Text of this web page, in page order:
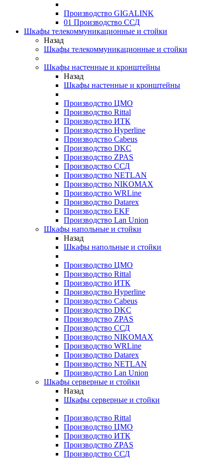
Производство GIGALINK
01 Производство ССД
Шкафы телекоммуникационные и стойки
Назад
Шкафы телекоммуникационные и стойки
Шкафы настенные и кронштейны
Назад
Шкафы настенные и кронштейны
Производство ЦМО
Производство Rittal
Производство ИТК
Производство Hyperline
Производство Cabeus
Производство DKC
Производство ZPAS
Производство ССД
Производство NETLAN
Производство NIKOMAX
Производство WRLine
Производство Datarex
Производство EKF
Производство Lan Union
Шкафы напольные и стойки
Назад
Шкафы напольные и стойки
Производство ЦМО
Производство Rittal
Производство ИТК
Производство Hyperline
Производство Cabeus
Производство DKC
Производство ZPAS
Производство ССД
Производство NIKOMAX
Производство WRLine
Производство Datarex
Производство NETLAN
Производство Lan Union
Шкафы серверные и стойки
Назад
Шкафы серверные и стойки
Производство Rittal
Производство ЦМО
Производство ИТК
Производство ZPAS
Производство ССД